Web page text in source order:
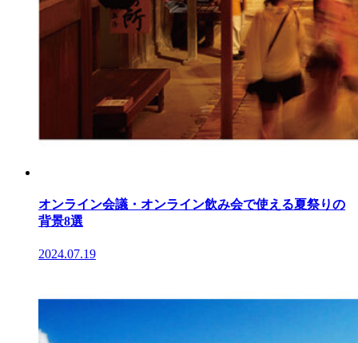
オンライン会議・オンライン飲み会で使える夏祭りの
背景8選
2024.07.19